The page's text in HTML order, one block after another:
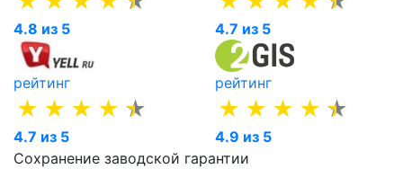
4.8 из 5 4.7 из 5
рейтинг
4.7 из 5
рейтинг
4.9 из 5
Сохранение заводской гарантии